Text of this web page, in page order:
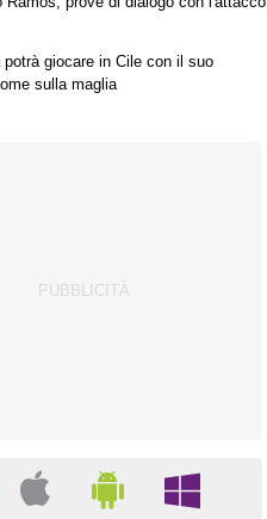
potrà giocare in Cile con il suo
sulla maglia